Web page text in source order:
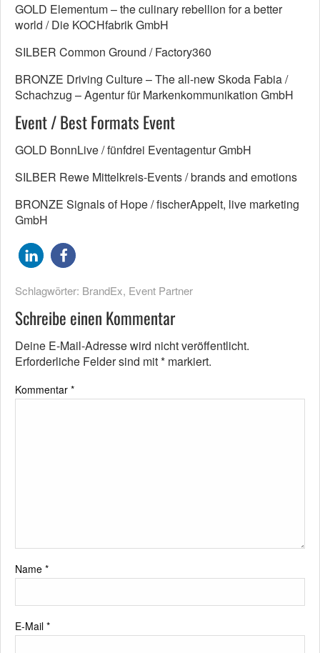
GOLD Elementum – the culinary rebellion for a better
world / Die KOCHfabrik GmbH
SILBER Common Ground / Factory360
BRONZE Driving Culture – The all-new Skoda Fabia /
Schachzug – Agentur für Markenkommunikation GmbH
Event / Best Formats Event
GOLD BonnLive / fünfdrei Eventagentur GmbH
SILBER Rewe Mittelkreis-Events / brands and emotions
BRONZE Signals of Hope / fischerAppelt, live marketing
GmbH
Schlagwörter: BrandEx, Event Partner
Schreibe einen Kommentar
Deine E-Mail-Adresse wird nicht veröffentlicht.
Erforderliche Felder sind mit* markiert.
Kommentar *
Name *
E-Mail *